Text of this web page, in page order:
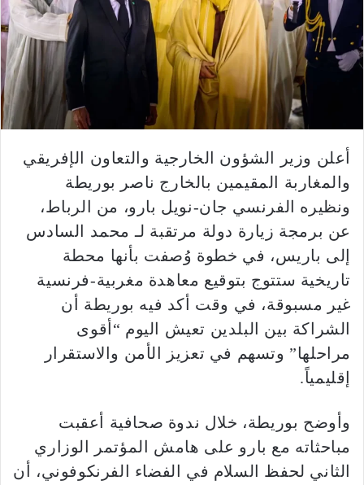
أعلن وزير الشؤون الخارجية والتعاون الإفريقي
والمغاربة المقيمين بالخارج ناصر بوريطة
ونظيره الفرنسي جان-نويل بارو، من الرباط،
عن برمجة زيارة دولة مرتقبة لـ محمد السادس
إلى باريس، في خطوة وُصفت بأنها محطة
تاريخية ستتوج بتوقيع معاهدة مغربية-فرنسية
غير مسبوقة، في وقت أكد فيه بوريطة أن
الشراكة بين البلدين تعيش اليوم “أقوى
مراحلها” وتسهم في تعزيز الأمن والاستقرار
إقليمياً.
وأوضح بوريطة، خلال ندوة صحافية أعقبت
مباحثاته مع بارو على هامش المؤتمر الوزاري
الثاني لحفظ السلام في الفضاء الفرنكوفوني، أن